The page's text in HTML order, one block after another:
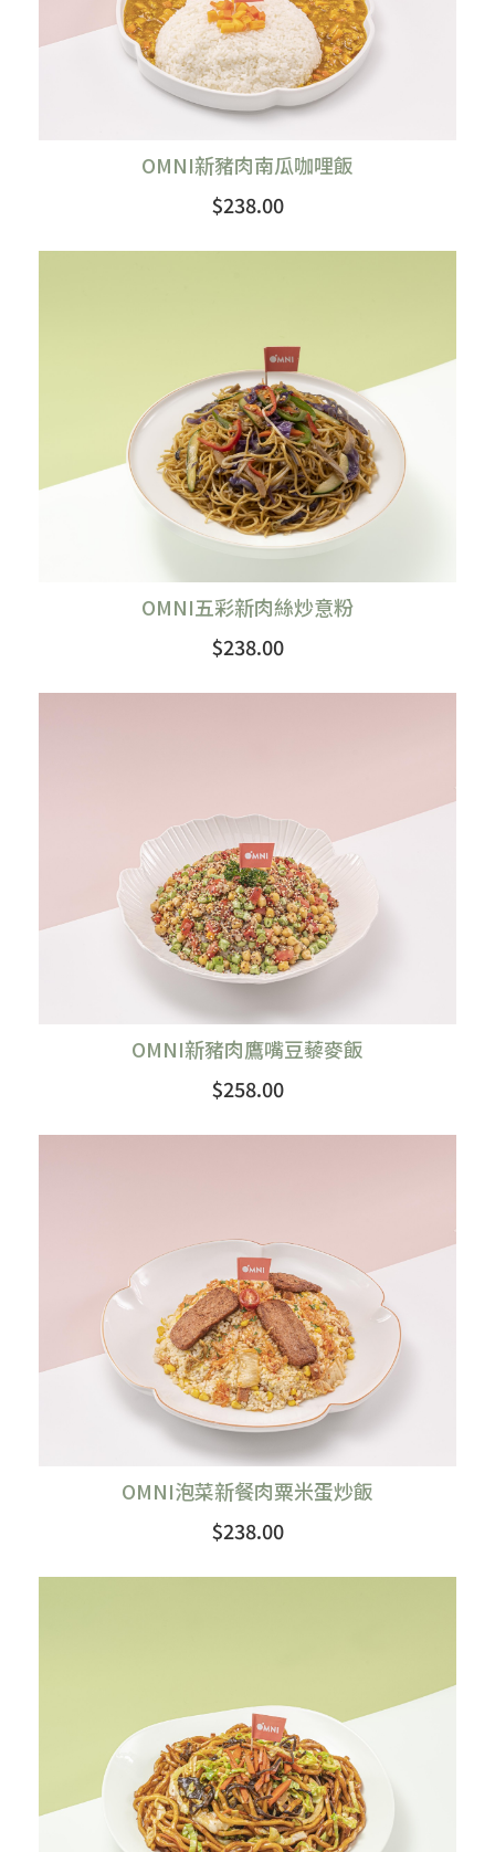
OMNI新豬肉南瓜咖哩飯
$238.00
購買
OMNI五彩新肉絲炒意粉
$238.00
購買
OMNI新豬肉鷹嘴豆藜麥飯
$258.00
購買
OMNI泡菜新餐肉粟米蛋炒飯
$238.00
購買